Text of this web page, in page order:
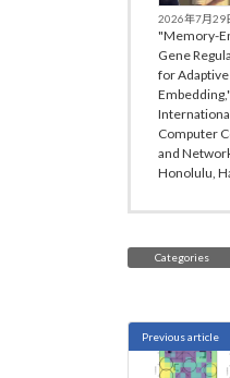
2026年7月29
Gene
for
Computer
and
Honolulu,
Categories
Previous article